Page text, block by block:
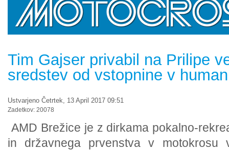
Tim Gajser privabil na Prilipe
sredstev od vstopnine v
Ustvarjeno Četrtek, 13 April 2017 09:51
Zadetkov: 20078
AMD Brežice je z dirkama pokalno-
in državnega prvenstva v motokrosu